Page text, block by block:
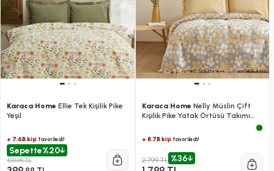
Karaca Home Ellie Tek Kişilik Pike
Yeşil
+ 7.6B kişi favoriledi!
Sepette%20
499,99 TL
Karaca Home Nelly Müslin Çift
Kişilik Pike Yatak Örtüsü Takımı
+ 8.7B kişifavoriledi!
2.799 TL %36